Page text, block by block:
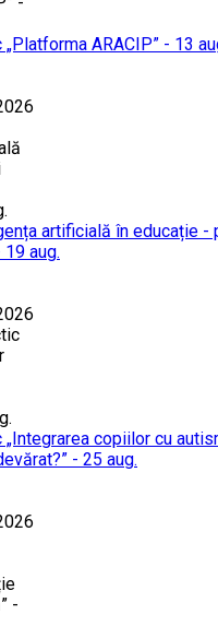
ARACIP” - 13
artificială în educație -
aug.
copiilor cu
- 25 aug.